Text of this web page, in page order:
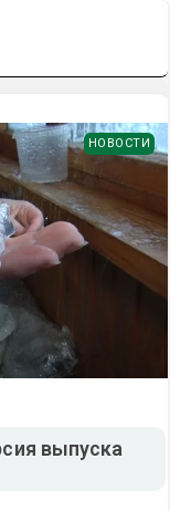
НОВОСТИ
выпуска